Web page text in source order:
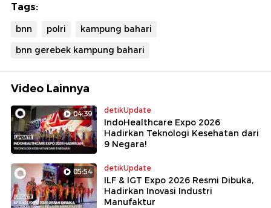
Tags:
bnn polri
kampung bahari
bnn gerebek kampung bahari
Video Lainnya
04:39 detikUpdate
IndoHealthcare Expo 2026
Hadirkan Teknologi Kesehatan dari
9 Negara!
05:54 detikUpdate
ILF & IGT Expo 2026 Resmi Dibuka,
Hadirkan Inovasi Industri
Manufaktur